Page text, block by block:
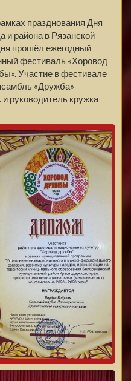
празднования Дня
и района в Рязанской
прошёл ежегодный
фестиваль «Хоровод
Участие в фестивале
«Дружба»
руководитель кружка